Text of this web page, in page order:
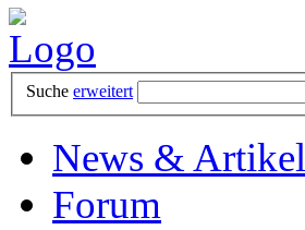
Suche erweitert
News & Artikel
Forum